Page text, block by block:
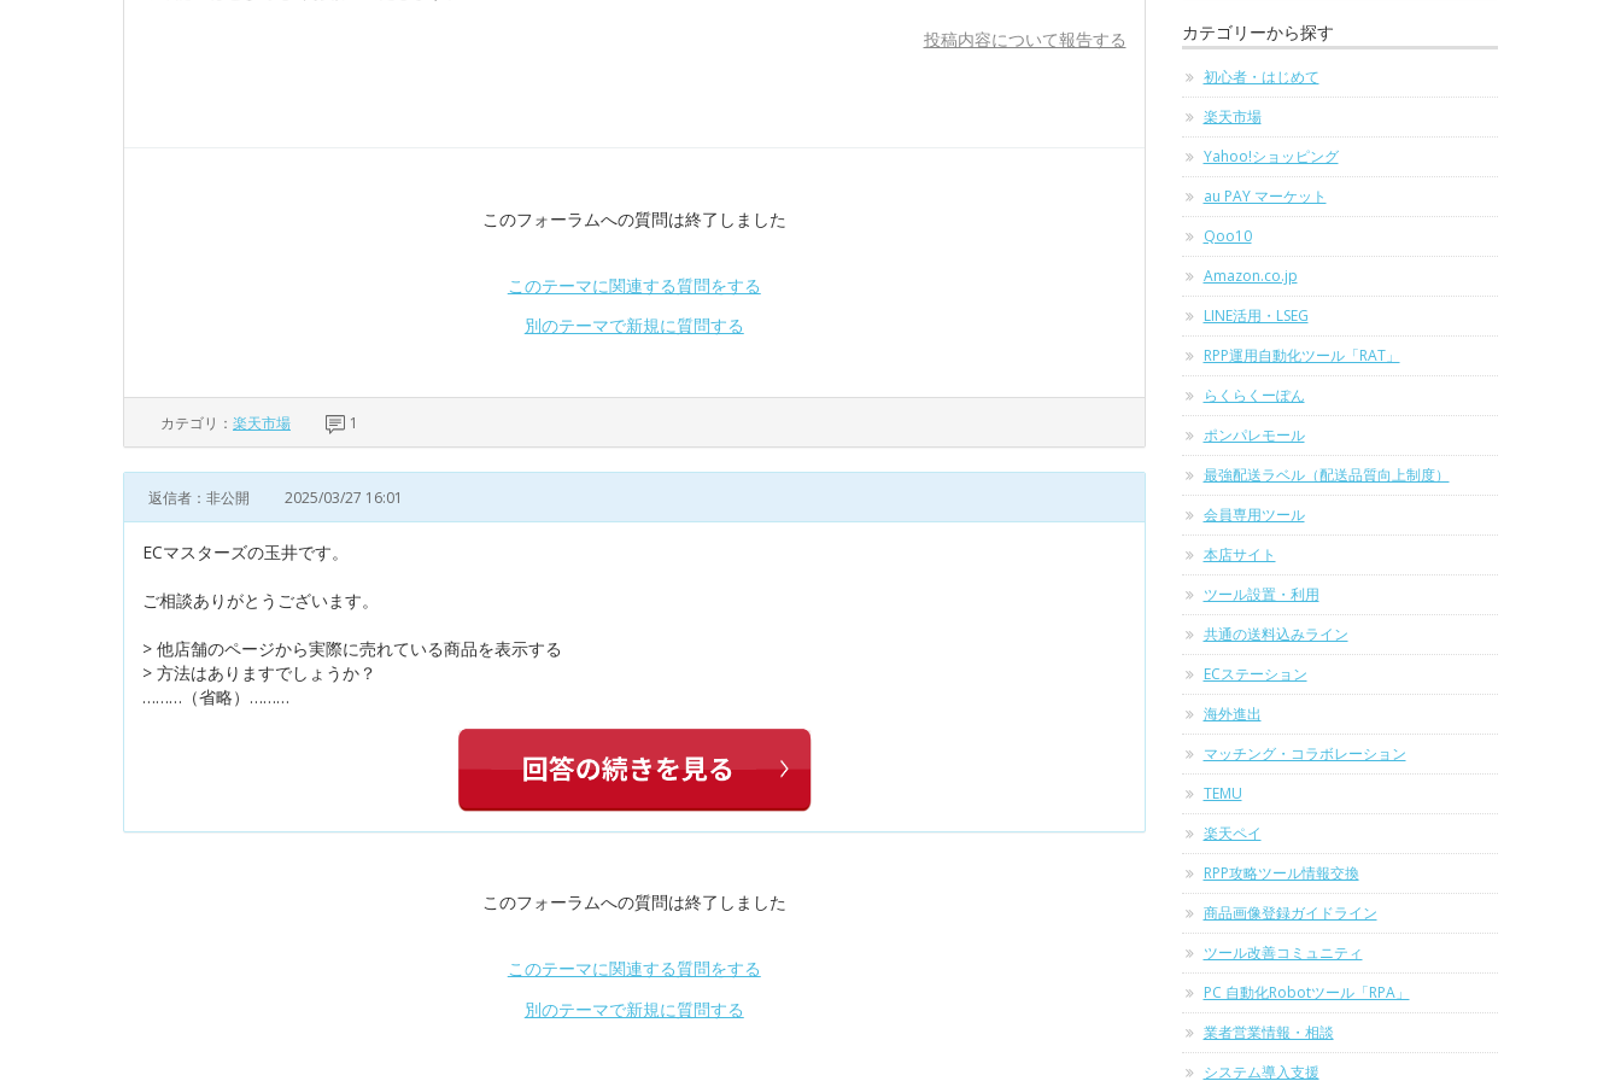
投稿内容について報告する
このフォーラムへの質問は終了しました
このテーマに関連する質問をする
別のテーマで新規に質問する
カテゴリ： 楽天市場 1
返信者：非公開 2025/03/27 16:01
ECマスターズの玉井です。
ご相談ありがとうございます。
> 他店舗のページから実際に売れている商品を表示する
> 方法はありますでしょうか？
………（省略）………
このフォーラムへの質問は終了しました
このテーマに関連する質問をする
別のテーマで新規に質問する
カテゴリーから探す
初心者・はじめて
楽天市場
Yahoo!ショッピング
au PAY マーケット
Qoo10
Amazon.co.jp
LINE活用・LSEG
RPP運用自動化ツール「RAT」
らくらくーぽん
ポンパレモール
最強配送ラベル（配送品質向上制度）
会員専用ツール
本店サイト
ツール設置・利用
共通の送料込みライン
ECステーション
海外進出
マッチング・コラボレーション
TEMU
楽天ペイ
RPP攻略ツール情報交換
商品画像登録ガイドライン
ツール改善コミュニティ
PC 自動化Robotツール「RPA」
業者営業情報・相談
システム導入支援